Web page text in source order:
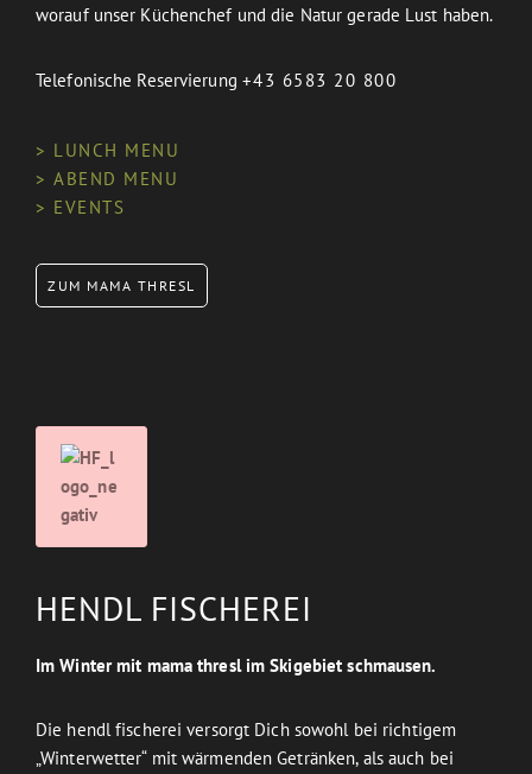
worauf unser Küchenchef und die Natur gerade Lust haben.
Telefonische Reservierung +43 6583 20 800
> LUNCH MENU
> ABEND MENU
> EVENTS
ZUM MAMA THRESL
HENDL FISCHEREI
Im Winter mit mama thresl im Skigebiet schmausen.
Die hendl fischerei versorgt Dich sowohl bei richtigem
„Winterwetter“ mit wärmenden Getränken, als auch bei